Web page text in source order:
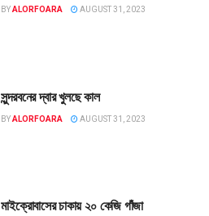
BYALORFOARA AUGUST 31, 2023
সুন্দরবনের দ্বার খুলছে কাল
BYALORFOARA AUGUST 31, 2023
মাইক্রোবাসের চাকায় ২০ কেজি গাঁজা